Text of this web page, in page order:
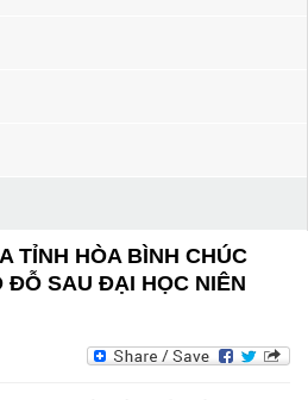
TỈNH HÒA BÌNH CHÚC
ĐỖ SAU ĐẠI HỌC NIÊN